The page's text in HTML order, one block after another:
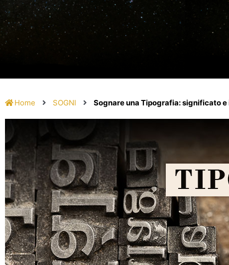
Home SOGNI Sognare una Tipografia: significato